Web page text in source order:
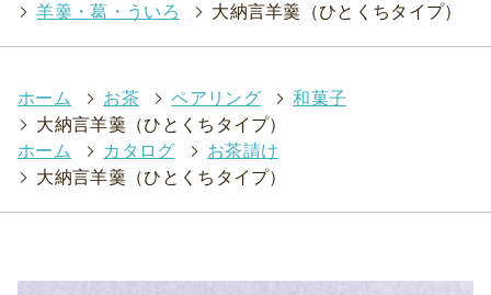
> 羊羹・葛・ういろ > 大納言羊羹（ひとくちタイプ）
ホーム > お茶 > ペアリング > 和菓子
> 大納言羊羹（ひとくちタイプ）
ホーム
> カタログ > お茶請け
> 大納言羊羹（ひとくちタイプ）